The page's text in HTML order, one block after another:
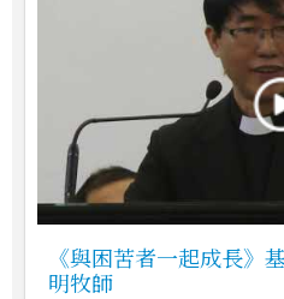
《與困苦者一起成長》
明牧師